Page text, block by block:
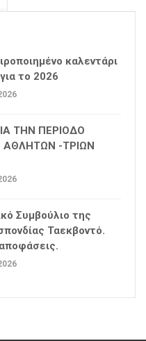
καλεντάρι
το 2026
ΤΗΝ ΠΕΡΙΟΔΟ
-ΤΡΙΩΝ
Συμβούλιο της
Ταεκβοντό.